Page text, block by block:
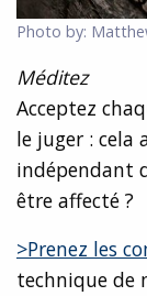
Photo by:
Méditez
Acceptez
le juger : cela
indépendant
être affecté ?
>Prenez les
technique de